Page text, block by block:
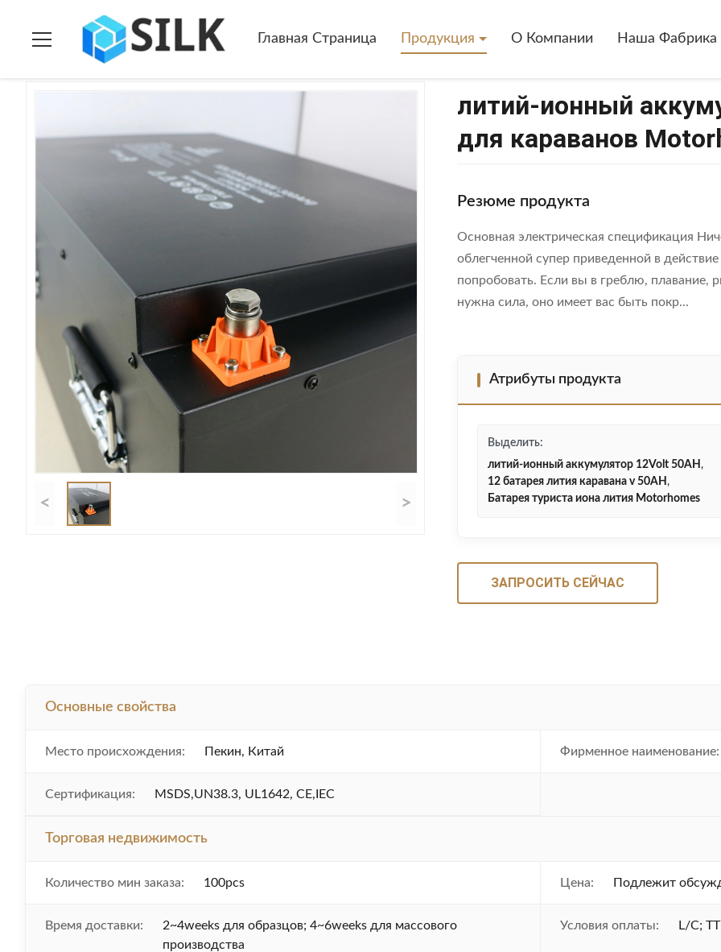
Главная Страница Продукция О Компании Наша Фабрика
продукты > Батарея лития жилого фургона
< >
литий-ионный
для караванов
Резюме продукта
Основная электрическая спецификация
облегченной супер приведенной в
попробовать. Если вы в греблю, плавание,
нужна сила, оно имеет вас быть покр...
Атрибуты продукта
Выделить:
литий-ионный аккумулятор 12Volt 50AH ,
12 батарея лития каравана v 50AH ,
Батарея туриста иона лития Motorhomes
ЗАПРОСИТЬ СЕЙЧАС
Основные свойства
Место происхождения: Пекин, Китай Фирменное наименование:
Сертификация: MSDS,UN38.3, UL1642, CE,IEC
Торговая недвижимость
Количество мин заказа: 100pcs Цена: Подлежит
Время доставки:
2~4weeks для образцов; 4~6weeks для массового
производства
Условия оплаты: L/C; TT